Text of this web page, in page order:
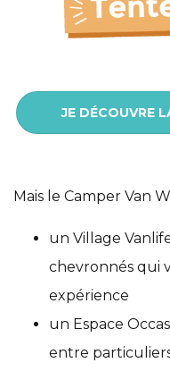
JE DÉCOUVRE
Mais le Camper Van
un Village
chevronnés qui
expérience
un Espace
entre